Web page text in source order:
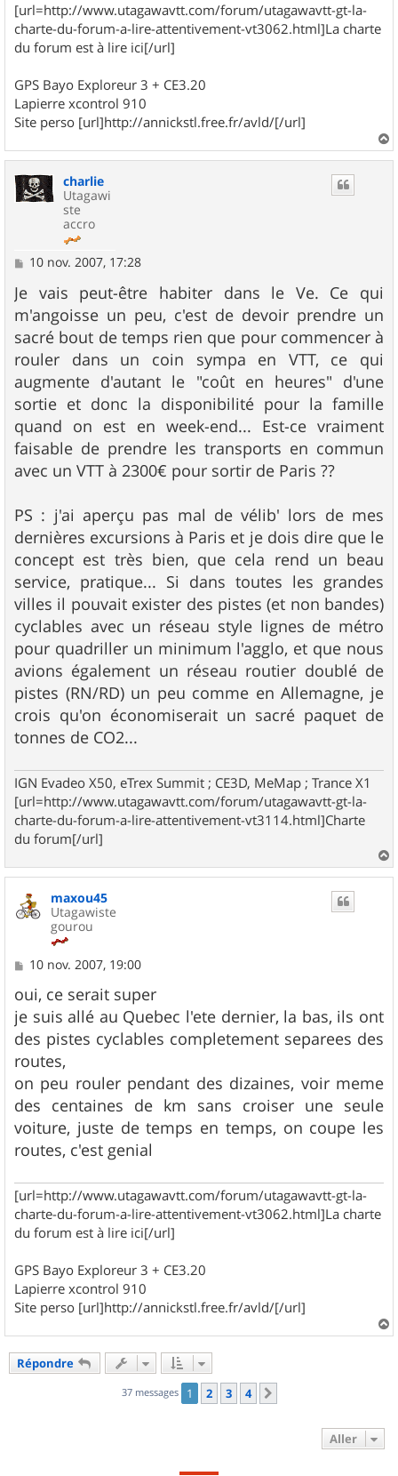
[url=http://www.utagawavtt.com/forum/utagawavtt-gt-la-
charte-du-forum-a-lire-attentivement-vt3062.html]La charte
du forum est à lire ici[/url]
GPS Bayo Exploreur 3 + CE3.20
Lapierre xcontrol 910
Site perso [url]http://annickstl.free.fr/avld/[/url]
a
charlie
Utagawi
ste
accro
M
s
s
a
g
e
10 nov. 2007, 17:28
Je vais peut-être habiter dans le Ve. Ce qui
m'angoisse un peu, c'est de devoir prendre un
sacré bout de temps rien que pour commencer à
rouler dans un coin sympa en VTT, ce qui
augmente d'autant le "coût en heures" d'une
sortie et donc la disponibilité pour la famille
quand on est en week-end... Est-ce vraiment
faisable de prendre les transports en commun
avec un VTT à 2300€ pour sortir de Paris ??
PS : j'ai aperçu pas mal de vélib' lors de mes
dernières excursions à Paris et je dois dire que le
concept est très bien, que cela rend un beau
service, pratique... Si dans toutes les grandes
villes il pouvait exister des pistes (et non bandes)
cyclables avec un réseau style lignes de métro
pour quadriller un minimum l'agglo, et que nous
avions également un réseau routier doublé de
pistes (RN/RD) un peu comme en Allemagne, je
crois qu'on économiserait un sacré paquet de
tonnes de CO2...
IGN Evadeo X50, eTrex Summit ; CE3D, MeMap ; Trance X1
[url=http://www.utagawavtt.com/forum/utagawavtt-gt-la-
charte-du-forum-a-lire-attentivement-vt3114.html]Charte
du forum[/url]
a
maxou45
Utagawiste
gourou
M
s
s
a
g
e
10 nov. 2007, 19:00
oui, ce serait super
je suis allé au Quebec l'ete dernier, la bas, ils ont
des pistes cyclables completement separees des
routes,
on peu rouler pendant des dizaines, voir meme
des centaines de km sans croiser une seule
voiture, juste de temps en temps, on coupe les
routes, c'est genial
[url=http://www.utagawavtt.com/forum/utagawavtt-gt-la-
charte-du-forum-a-lire-attentivement-vt3062.html]La charte
du forum est à lire ici[/url]
GPS Bayo Exploreur 3 + CE3.20
Lapierre xcontrol 910
Site perso [url]http://annickstl.free.fr/avld/[/url]
a
Répondre
37 messages 1 2 3 4
Aller